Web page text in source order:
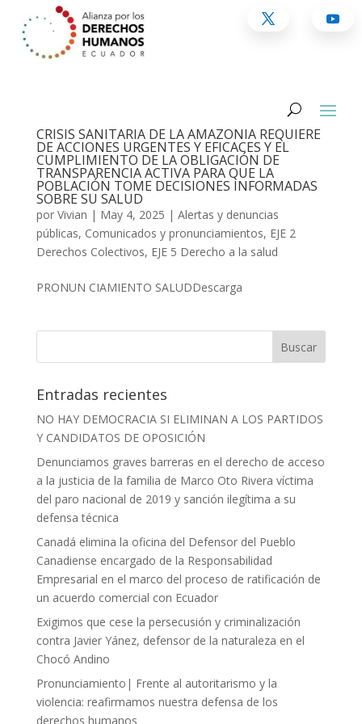
CRISIS SANITARIA DE LA AMAZONÍA REQUIERE
DE ACCIONES URGENTES Y EFICACES Y EL
CUMPLIMIENTO DE LA OBLIGACIÓN DE
TRANSPARENCIA ACTIVA PARA QUE LA
POBLACIÓN TOME DECISIONES INFORMADAS
SOBRE SU SALUD
por Vivian | May 4, 2025 | Alertas y denuncias
públicas, Comunicados y pronunciamientos, EJE 2
Derechos Colectivos, EJE 5 Derecho a la salud
PRONUN CIAMIENTO SALUDDescarga
Entradas recientes
NO HAY DEMOCRACIA SI ELIMINAN A LOS PARTIDOS
Y CANDIDATOS DE OPOSICIÓN
Denunciamos graves barreras en el derecho de acceso
a la justicia de la familia de Marco Oto Rivera víctima
del paro nacional de 2019 y sanción ilegítima a su
defensa técnica
Canadá elimina la oficina del Defensor del Pueblo
Canadiense encargado de la Responsabilidad
Empresarial en el marco del proceso de ratificación de
un acuerdo comercial con Ecuador
Exigimos que cese la persecusión y criminalización
contra Javier Yánez, defensor de la naturaleza en el
Chocó Andino
Pronunciamiento| Frente al autoritarismo y la
violencia: reafirmamos nuestra defensa de los
derechos humanos